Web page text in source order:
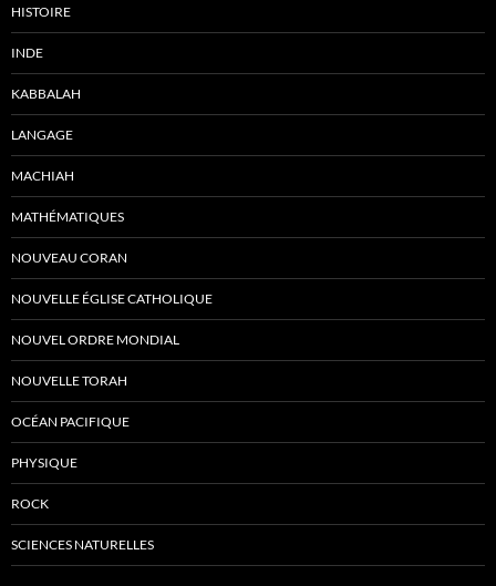
HISTOIRE
INDE
KABBALAH
LANGAGE
MACHIAH
MATHÉMATIQUES
NOUVEAU CORAN
NOUVELLE ÉGLISE CATHOLIQUE
NOUVEL ORDRE MONDIAL
NOUVELLE TORAH
OCÉAN PACIFIQUE
PHYSIQUE
ROCK
SCIENCES NATURELLES